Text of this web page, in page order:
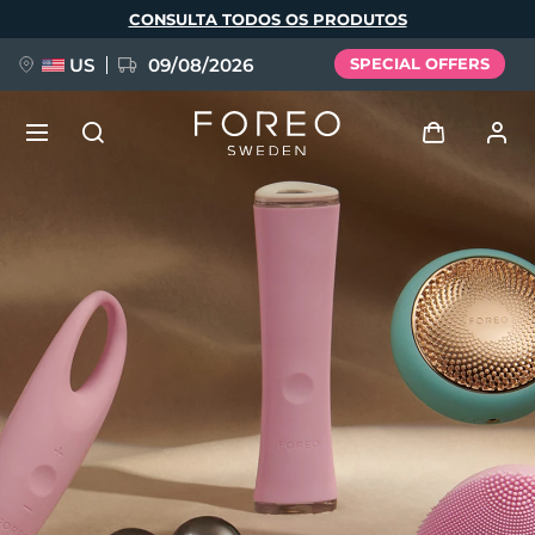
principal
CONSULTA TODOS OS PRODUTOS
US 09/08/2026 SPECIAL OFFERS
Perfil de usuário
Meus aparelhos
Meus pedidos
Meus endereços
As minhas subscrições
FAQ™ Pure Beauty-Tech Elixir
issa™ Teeth Whitening Set
English Deutsch
Español
Français
Português
Svenska
Русский
Türkçe
简体中文